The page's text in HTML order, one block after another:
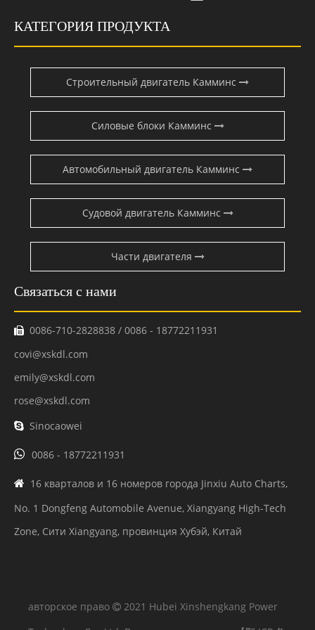
КАТЕГОРИЯ ПРОДУКТА
Строительный двигатель Камминс
Силовые блоки Камминс
Автомобильный двигатель Камминс
Судовой двигатель Камминс
Части двигателя
Связаться с нами
 0086-710-2828838 / 0086 - 18772211931
covi@xskdl.com
emily@xskdl.com
rose@xskdl.com
 Sinocaowei
 0086 - 18772211931
 16 кварталов и 16 номеров города Jinxiu Auto Charts,
No. 1 Dongfeng Automobile Avenue, Xiangyang High-Tech
Zone, Сити Xiangyang, провинция Хубэй, Китай
авторское право  2021 Hubei Xinshengkang Power